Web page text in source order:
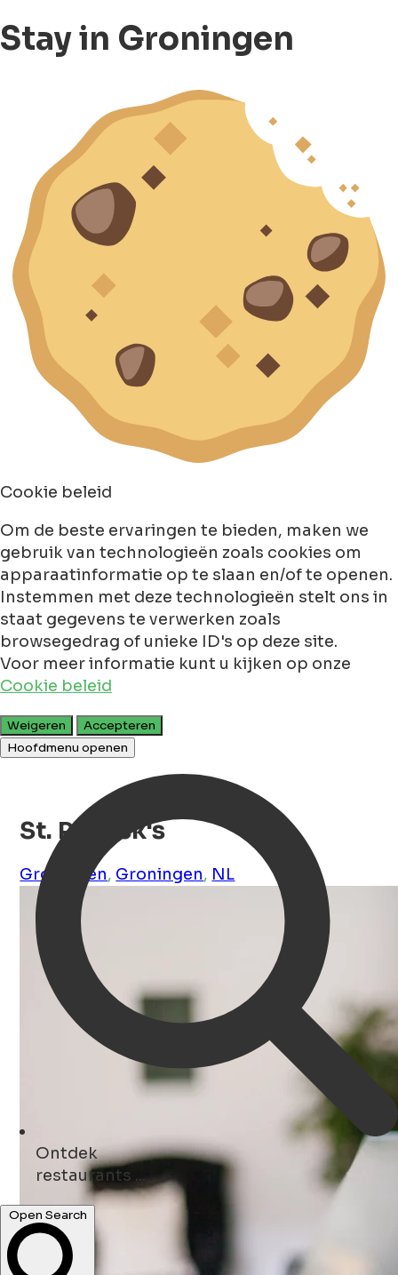
Stay in Groningen
Cookie beleid
Om de beste ervaringen te bieden, maken we
gebruik van technologieën zoals cookies om
apparaatinformatie op te slaan en/of te openen.
Instemmen met deze technologieën stelt ons in
staat gegevens te verwerken zoals
browsegedrag of unieke ID's op deze site.
Voor meer informatie kunt u kijken op onze
Cookie beleid
Weigeren
Accepteren
Hoofdmenu openen
Ontdek
hotels ...
Open Search
St. Patrick's
Groningen, Groningen, NL